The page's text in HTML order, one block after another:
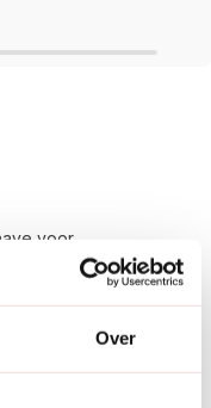
Over
voor
het tuinieren en is